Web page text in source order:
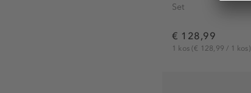
Set
€ 128,99
1 kos(€ 128,99 / 1 kos)